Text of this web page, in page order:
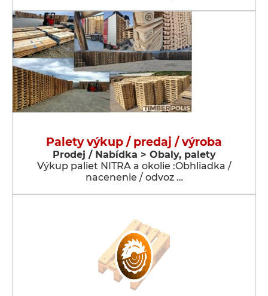
Palety výkup / predaj / výroba
Prodej / Nabídka > Obaly, palety
Výkup paliet NITRA a okolie :Obhliadka /
nacenenie / odvoz …